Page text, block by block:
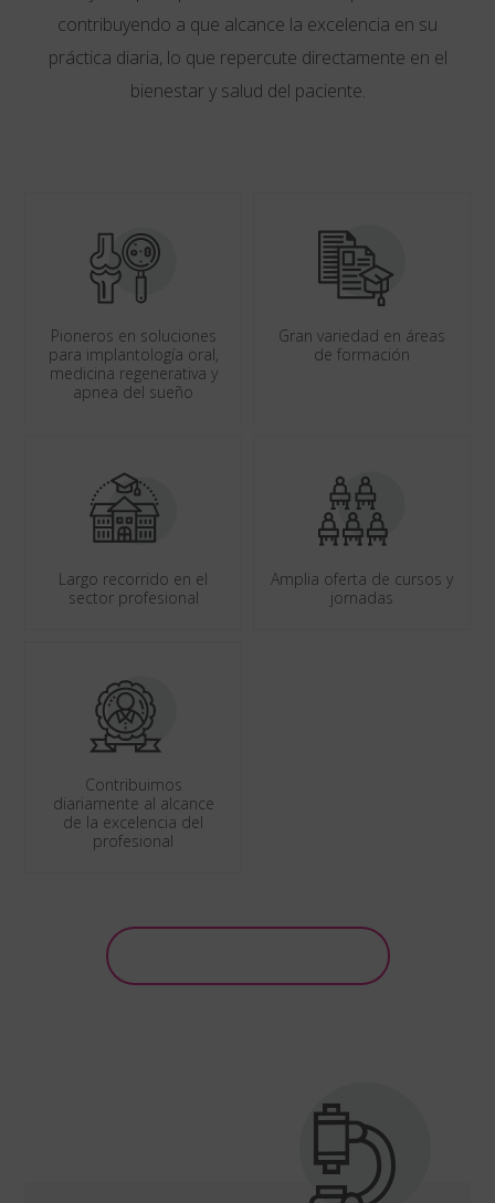
contribuyendo a que alcance la excelencia en su
práctica diaria, lo que repercute directamente en el
bienestar y salud del paciente.
Pioneros en soluciones
para implantología oral,
medicina regenerativa y
apnea del sueño
Gran variedad en áreas
de formación
Largo recorrido en el
sector profesional
Amplia oferta de cursos y
jornadas
Contribuimos
diariamente al alcance
de la excelencia del
profesional